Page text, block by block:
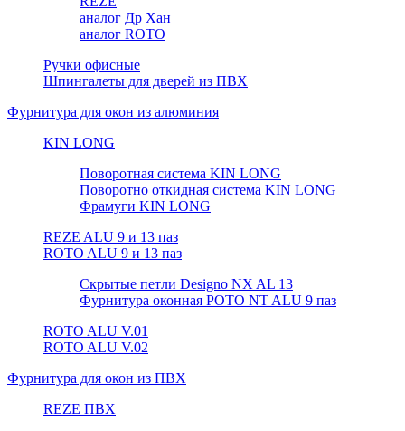
аналог Др Хан
аналог ROTO
Ручки офисные
Шпингалеты для дверей из ПВХ
Фурнитура для окон из алюминия
KIN LONG
Поворотная система KIN LONG
Поворотно откидная система KIN LONG
Фрамуги KIN LONG
REZE ALU 9 и 13 паз
ROTO ALU 9 и 13 паз
Скрытые петли Designo NX AL 13
Фурнитура оконная РОТО NT ALU 9 паз
ROTO ALU V.01
ROTO ALU V.02
Фурнитура для окон из ПВХ
REZE ПВХ